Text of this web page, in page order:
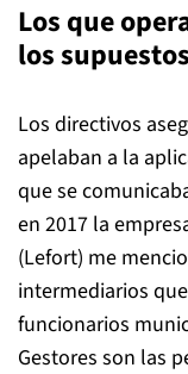
Los que
los
Los directivos
apelaban a la
que se
en 2017 la
(Lefort) me
intermediarios
funcionarios
Gestores son las